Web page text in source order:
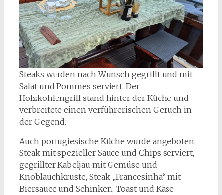
Steaks wurden nach Wunsch gegrillt und mit
Salat und Pommes serviert. Der
Holzkohlengrill stand hinter der Küche und
verbreitete einen verführerischen Geruch in
der Gegend.
Auch portugiesische Küche wurde angeboten.
Steak mit spezieller Sauce und Chips serviert,
gegrillter Kabeljau mit Gemüse und
Knoblauchkruste, Steak „Francesinha“ mit
Biersauce und Schinken, Toast und Käse